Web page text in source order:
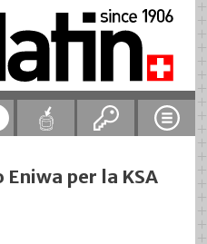
per la KSA